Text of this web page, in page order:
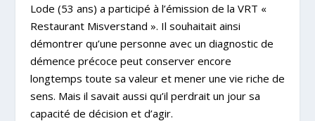
Lode (53 ans) a participé à l’émission de la VRT «
Restaurant Misverstand ». Il souhaitait ainsi
démontrer qu’une personne avec un diagnostic de
démence précoce peut conserver encore
longtemps toute sa valeur et mener une vie riche de
sens. Mais il savait aussi qu’il perdrait un jour sa
capacité de décision et d’agir.